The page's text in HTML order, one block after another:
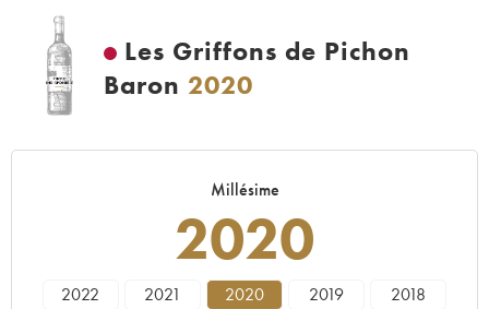
Les Griffons de Pichon
Baron 2020
Millésime
2020
2022 2021 2020 2019
2018